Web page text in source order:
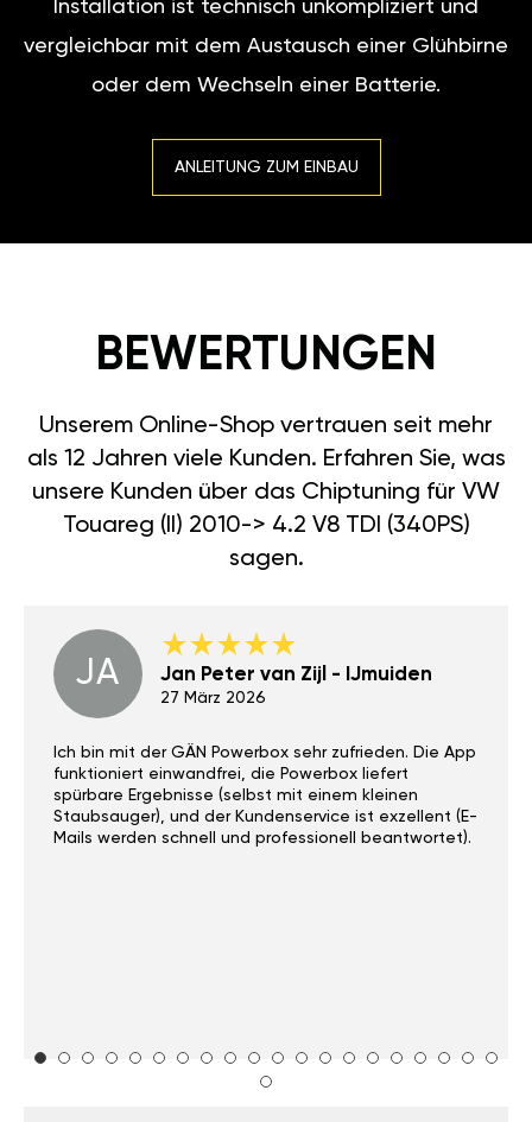
Installation ist technisch unkompliziert und
vergleichbar mit dem Austausch einer Glühbirne
oder dem Wechseln einer Batterie.
ANLEITUNG ZUM EINBAU
BEWERTUNGEN
Unserem Online-Shop vertrauen seit mehr
als 12 Jahren viele Kunden. Erfahren Sie, was
unsere Kunden über das Chiptuning für VW
Touareg (II) 2010-> 4.2 V8 TDI (340PS)
sagen.
JA Jan Peter van Zijl - IJmuiden
27 März 2026
Ich bin mit der GÄN Powerbox sehr zufrieden. Die App
funktioniert einwandfrei, die Powerbox liefert
spürbare Ergebnisse (selbst mit einem kleinen
Staubsauger), und der Kundenservice ist exzellent (E-
Mails werden schnell und professionell beantwortet).